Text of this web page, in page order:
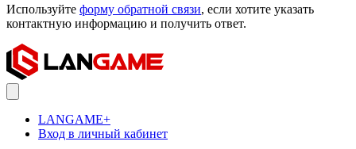
Используйте форму обратной связи, если хотите указать
контактную информацию и получить ответ.
LANGAME+
Вход в личный кабинет